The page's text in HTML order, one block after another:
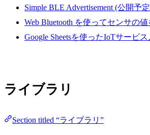
Simple BLE Advertisement (公開予定
Web Bluetooth を使ってセンサの
Google Sheetsを使ったIoTサービス
ライブラリ
Section titled “ライブラリ”